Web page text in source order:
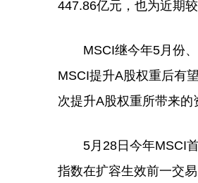
447.86亿元，也为近期较
MSCI继今年5月份、8
MSCI提升A股权重后有
次提升A股权重所带来的
5月28日今年MSCI首
指数在扩容生效前一交